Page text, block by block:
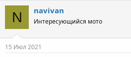
c
i
o
n
s
N navivan
Интересующийся мото
15 Июл 2021